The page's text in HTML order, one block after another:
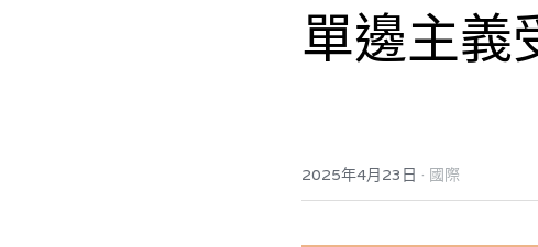
單邊主義
2025年4月23日 · 國際